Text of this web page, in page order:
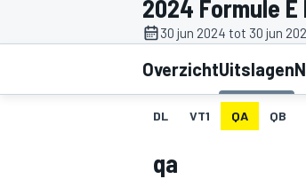
2024 Formule
30 jun 2024 tot 30 jun
OverzichtUitslagen
DL VT1 QA QB
qa